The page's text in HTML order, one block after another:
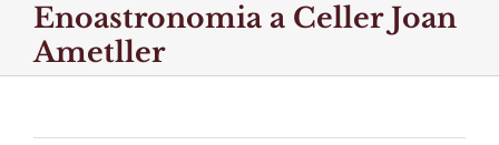
Enoastronomia a Celler Joan
Ametller